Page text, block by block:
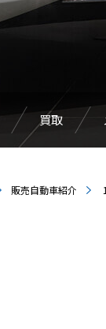
買取
販売自動車紹介